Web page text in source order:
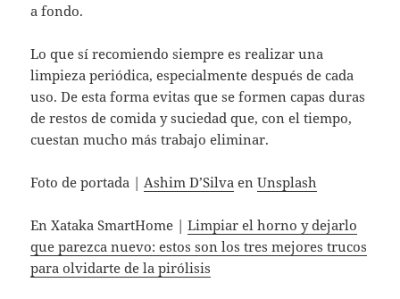
a fondo.
Lo que sí recomiendo siempre es realizar una
limpieza periódica, especialmente después de cada
uso. De esta forma evitas que se formen capas duras
de restos de comida y suciedad que, con el tiempo,
cuestan mucho más trabajo eliminar.
Foto de portada |Ashim D’Silva enUnsplash
En Xataka SmartHome |Limpiar el horno y dejarlo
que parezca nuevo: estos son los tres mejores trucos
para olvidarte de la pirólisis